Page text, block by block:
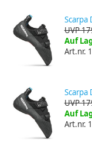
Scarpa
UVP
Auf
Art.nr.
Scarpa
UVP
Auf
Art.nr.